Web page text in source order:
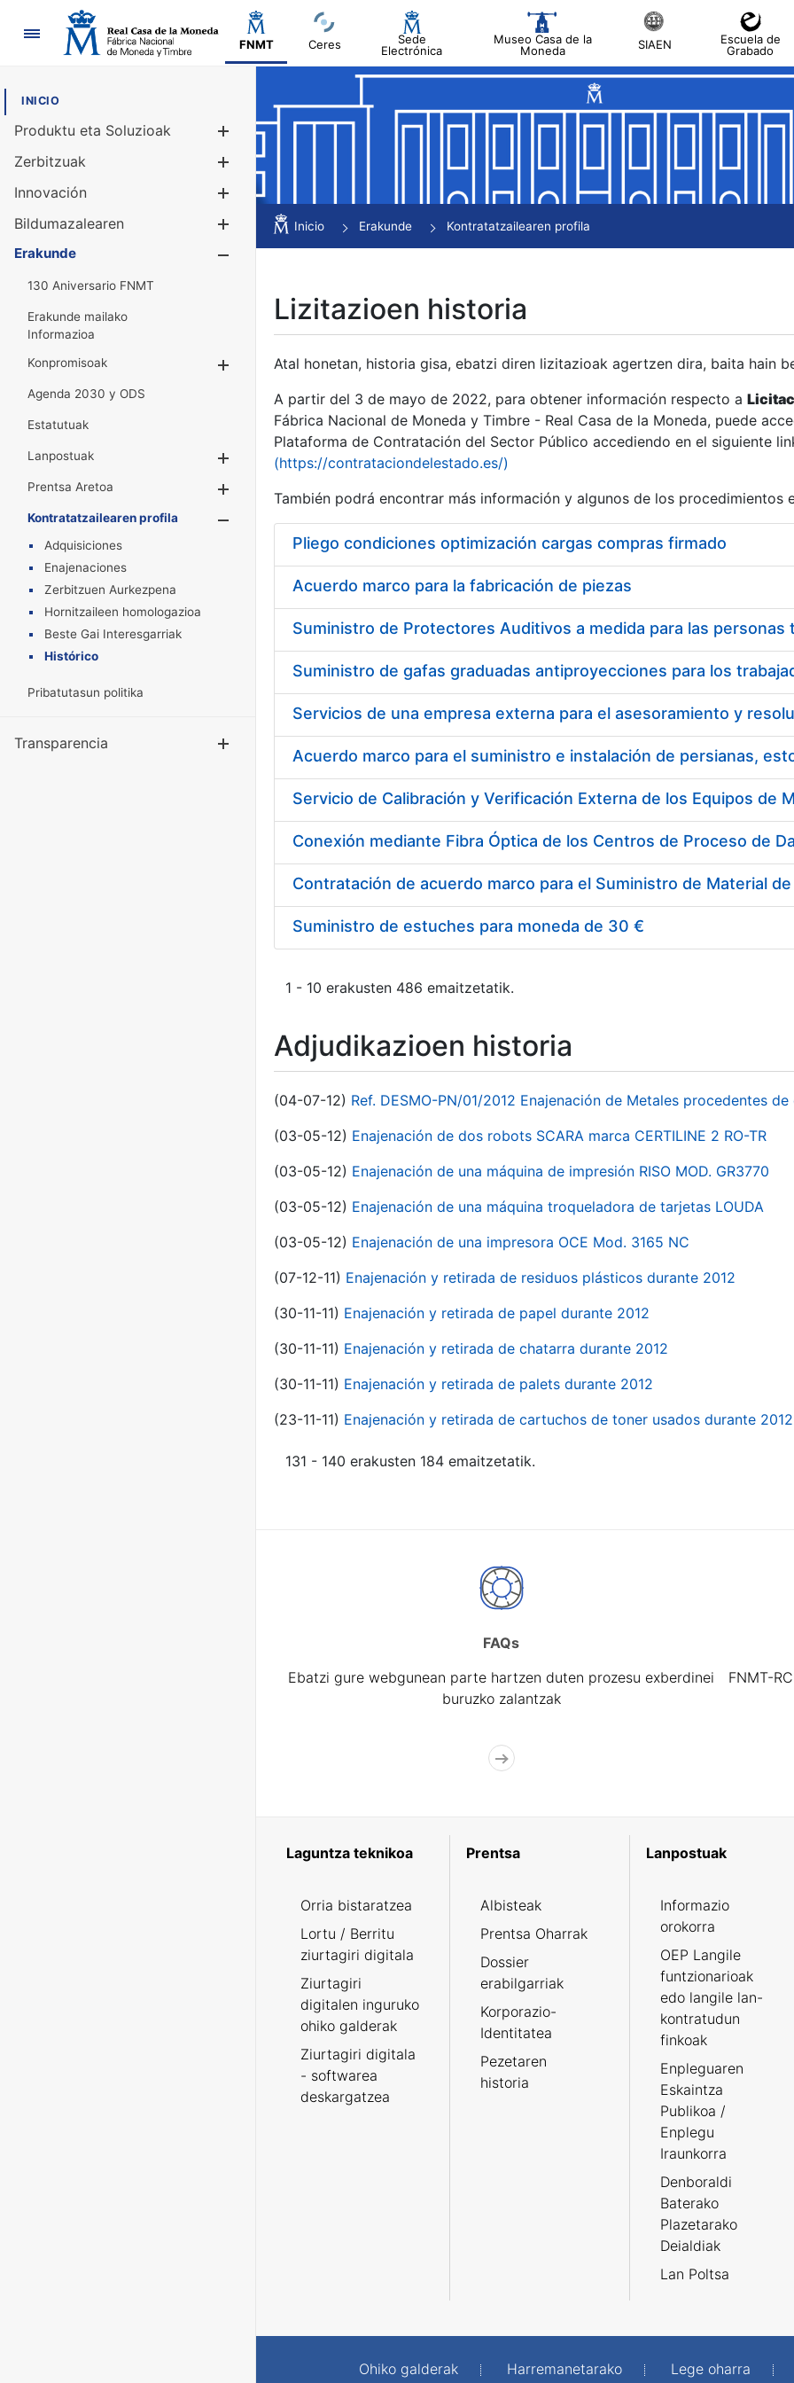
Nabigazioa
FNMT Ceres
Sede
Electrónica
Museo Casa de la
Moneda
SIAEN
Escuela de
Grabado
INICIO
Produktu eta Soluzioak
Erakutsi/Ezkutatu
Zerbitzuak
Innovación
Bildumazalearen
Erakutsi/Ezkutatu
Erakunde
130 Aniversario FNMT
Erakunde mailako
Informazioa
Konpromisoak
Erakutsi/Ezkutatu
Agenda 2030 y ODS
Estatutuak
Lanpostuak
Erakutsi/Ezkutatu
Prentsa Aretoa
Erakutsi/Ezkutatu
Kontratatzailearen profila
Erakutsi/Ezkutatu
Adquisiciones
Enajenaciones
Zerbitzuen Aurkezpena
Hornitzaileen homologazioa
Beste Gai Interesgarriak
Histórico
Pribatutasun politika
Transparencia Erakutsi/Ezkutatu
Inicio Erakunde Kontratatzailearen profila
Lizitazioen historia
Atal honetan, historia gisa, ebatzi diren lizitazioak agertzen dira, baita hain
A partir del 3 de mayo de 2022, para obtener información respecto a
Fábrica Nacional de Moneda y Timbre - Real Casa de la Moneda, puede
Plataforma de Contratación del Sector Público accediendo en el siguiente
(https://contrataciondelestado.es/)
También podrá encontrar más información y algunos de los procedimientos
Pliego condiciones optimización cargas compras firmado
Acuerdo marco para la fabricación de piezas
Acuerdo marco para el suministro e instalación de persianas,
Suministro de estuches para moneda de 30 €
1 - 10 erakusten 486 emaitzetatik.
Adjudikazioen historia
(04-07-12) Ref. DESMO-PN/01/2012 Enajenación de Metales procedentes
(03-05-12) Enajenación de dos robots SCARA marca CERTILINE 2 RO-TR
(03-05-12) Enajenación de una máquina de impresión RISO MOD. GR3770
(03-05-12) Enajenación de una máquina troqueladora de tarjetas LOUDA
(03-05-12) Enajenación de una impresora OCE Mod. 3165 NC
(07-12-11) Enajenación y retirada de residuos plásticos durante 2012
(30-11-11) Enajenación y retirada de papel durante 2012
(30-11-11) Enajenación y retirada de chatarra durante 2012
(30-11-11) Enajenación y retirada de palets durante 2012
(23-11-11) Enajenación y retirada de cartuchos de toner usados durante 2012
131 - 140 erakusten 184 emaitzetatik.
FAQs
Ebatzi gure webgunean parte hartzen duten prozesu exberdinei
buruzko zalantzak
FNMT-
Laguntza teknikoa
Orria bistaratzea
Lortu / Berritu
ziurtagiri digitala
Ziurtagiri
digitalen inguruko
ohiko galderak
Ziurtagiri digitala
- softwarea
deskargatzea
Prentsa
Albisteak
Prentsa Oharrak
Dossier
erabilgarriak
Korporazio-
Identitatea
Pezetaren
historia
Lanpostuak
Informazio
orokorra
OEP Langile
funtzionarioak
edo langile lan-
kontratudun
finkoak
Enpleguaren
Eskaintza
Publikoa /
Enplegu
Iraunkorra
Denboraldi
Baterako
Plazetarako
Deialdiak
Lan Poltsa
Ohiko galderak Harremanetarako Lege oharra